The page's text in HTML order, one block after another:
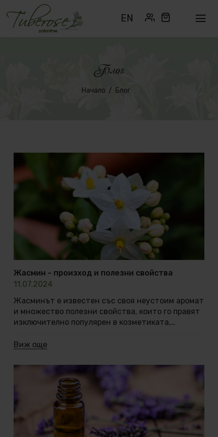
EN
Блог
Начало Блог
Жасмин - произход и полезни свойства
11.07.2024
Жасминът е известен със своя неустоим аромат и множество полезни свойства, които го правят изключително популярен в козметиката, парфюмерията, ароматерапията и народната медицина. В тази статия ще разгледаме произхода на това невероятно растение, както и активните му съставки, полезните му свойства и приложение в различни направления. Произход и значение на жасмина Растението жасмин принадлежи към семейство маслинови (Oleaceae) и включва над 200 вида цъфтящи растения. Неговият произход може да бъде проследен до тропическите и субтропическите региони на Азия, Африка и Европа. Най-известните видове, използвани в парфюмерията и козметиката, са Jasminum grandiflorum и Jasminum sambac , които произхождат съответно от Индия и Арабския полуостров. Името на това растение произлиза най-вероятно от персийски език “ Yasmeen” и означава “Дар от Бога”. В символиката на цветята жасминът олицетворява чистотата, скромността и силата. Растението е известно с множеството си прозвища като „Лунна светлина на любовта“, „Царицата на нощта“, „Лунен храст“, „Владетелката на цветята“, поради факта, че неговият опияняващ аромат е най-силен след залез слънце и по време на намаляваща луна. Смята се, че жасминът олицетворява връзката с божественото и се приема за изключително свещено растение, което има многобройни церемониални приложения в различни култури. Често присъства в украси на олтари, сватби или други важни събития и церемонии, символизирайки обещание за взаимна любов, сила, простота, святост, смирение и чистота. Във Филипините жасминът е приет за национален символ и гирляндите и диадемите от него се считат за най-скъп подарък, с който може да посрещнеш желани гости. В древни времена се е смятало, че жасминът има пророчески характер и крие тайни на мъдростта. В магическите традиции жасминът често е бил изгарян като тамян, за да стимулира ясновидски сънища и астрална проекция. Интересни факти за растението жасмин Защо жасминът е толкова уникален? Растението жасмин се отличава не само с прекрасните си цветове, но и с изключително силния си аромат, който се усилва вечер и през нощта. Този феномен се обяснява с факта, че жасминът е нощно цъфтящо растение, което привлича нощни опрашители като молци. Интересно е, че ароматът на жасмин често е бил използван в различни религиозни церемонии и ритуали, за да създаде спокойствие и духовност. Видове жасмин Съществуват над 200 вида жасмин, но най-разпространените, както споменахме по-горе, са Jasminum officinale (бял жасмин) и Jasminum sambac (арабски жасмин). Тези видове могат да бъдат намерени в различни части на света и се отглеждат както за декоративни, така и за лечебни цели. Всеки вид има свои уникални характеристики, но всички те споделят едно общо – прекрасният аромат и нежните цветове, които ги правят идеални за украса на градини и домове. Активни съставки на жасмина Жасминът съдържа множество активни съставки, които допринасят за неговите лечебни и козметични свойства. Основните активни компоненти включват: 1. Етерични масла Жасминовото масло съдържа бензил ацетат, бензил алкохол, линалоол, индол и жасмон, които придават на жасмина неговия характерен аромат и имат разнообразни терапевтични свойства. Част от тях са успокояващ ефект върху нервната система и намаляването на тревожността и стреса, антисептични и антибактериали свойства, както и регенериращи и стимулиращи клетъчния синтез. 2. Флавоноиди Тези растителни съединения притежават антиоксидантни свойства, които помагат за защита на клетките от увреждане. Приложени върху кожата под формата на масло или крем, подобряват нейното общо здраве и забавят процесите на стареене. 3. Алкалоиди Жасминът съдържа малки количества алкалоиди, които имат успокояващ ефект върху нервната система. Също така помагат за облекчаването на болката и намаляване на възпалението. 4. Сапонини Тези съединения имат почистващи и антисептични свойства, които ги правят изключително полезни за кожата. Премахват успешно всички замърсявания и помагат при лечението на различни кожни раздразнения и инфекции. 5. Танини Тези съединения имат стягащи свойства, които помагат при разширени пори и подобряване текстурата на кожата. Полезни свойства на жасмина Жасминът притежава множество полезни свойства, които го правят ценен за човешкия организъм. В продължение на векове етеричното масло от жасмин се използва за балансиране на хормоните, облекчаване на стреса и за подобряване на настроението. Нека да разгледаме и някои от основните му ползи: Антидепресант Ароматът на жасмина има доказано успокояващо и антидепресантно действие. Вдишването на жасминово масло може значително да намали стреса и тревожността, подобрявайки настроението. Проучване, публикувано в "Journal of Health Research" , разглежда ефекта от инхалирането на масло от жасмин върху централната нервна система и настроението. Те установили, че маслото наистина влияе положително върху настроението и мозъчната дейност, като участниците съобщили, че се чувстват по-позитивни и енергични от преди. Подобряване на съня Обратно, жасминът (консумиран като чай или използван под формата на етерично масло) има седативно и успокояващо действие върху нервната система. Установено е, че седативните съединения, открити в тази билка, насърчават спокойния сън, помагат за по-лесното заспиване и намаляват значително среднощните събуждания. Проучване, публикувано в "European Journal of Applied Physiology" , установява, че само ароматът на жасмин има седативен ефект както върху автономната нервна дейност, така и върху състоянието на настроението. Изследователите установяват, че вдишването на жасмин (заедно с лавандула) помага за подобряване дейността на сърцето и намаляване сърдечната честота. Предизвиква също чувство на спокойствие и релаксация, което помага на участниците в даденото проучване да заспиват по-лесно. Афродизиак Жасминът е известен като афродизиак и средство за повишаване на либидото и подобряване на еректилната дисфункция още от древните билкари. Неговият екзотичен и опияняващ аромат не само повдига духа, но и помага за по-лесното преодоляване на емоционалните бариери, стимулирайки чувството на интимност. Смята се, че засилва кръвообращението в половите органи и стимулира сексуалните желания. Антидепресивните му качества, съчетани със способността да отпуска тялото, правят жасмина отлично средство за преодоляване на сексуални проблеми, които са по-скоро на психическа основа, отколкото физически. Освен това се смята, че жасминът спомага за насърчаване на чувствата на любов, увереност, състрадание, приемане и емоционален баланс. В древната индийска чакрова система сексуалността се свързва със сакралната чакра, която се намира в тазовата област около лумбалния отдел на гръбначния стълб под пъпа. Сакралната чакра представлява не само сексуалността, но и творчеството. Според тази традиция сакралната чакра е източник на творческо изразяване, емоции и др. Жасминът може да ви помогне да отключите точно тази чакра и да се почувствате максимално комфортно и уверено в своето тяло и съзнание. Хормонален баланс Жасминът има положителен ефект върху хормоналния баланс, особено при жените. С естествените си свойства за балансиране на хормоните, доказано подобрява симптомите на ПМС (предменструален синдром) и менопауза. Регулира менструалния цикъл и осигурява облекчение при болезнена менструация. Това нежно етерично масло може да помогне и за облекчаване на следродилната депресия поради своите антидепресивни свойства. Жените, които използват етерично масло от жасмин след раждането, доказано са имали по-кратко и бързо възстановяване. Антисептик и антибактериален агент Благодарение на своя богат и полезен състав, жасминовото масло има ясно изразени антисептични и антибактериални свойства, които помагат за лечение на кожни инфекции и рани. Подобряване дейността на храносмилателната система Жасминът е богат на антиоксиданти, които взаимодействат със стомашно-чревните ензими, за да улеснят по-доброто усвояване на хранителните вещества и да стимулират здравословната функция на червата. Също така насърчава растежа на добрите бактерии в червата и е установено, че елиминира вредните бактерии. Притежава и спазмолитични свойства, които облекчават стомашните болки и спазми, подобрявайки храносмилането. Намира приложение в парфюмерията и козметиката Жасминът е един от най-популярните аромати в парфюмерията и козметиката, благодарение на своя интензивен и съблазнителен аромат. Среща се под формата на масло от жасмин, а в някои случаи и като крем. Притежава редица полезни свойства като хидратиращи, подхранващи и регенериращи. Особено полезно е за суха и чувствителна кожа. В ароматерапията жасминовото масло също намира успешно приложение за лечение на стрес, депресия и тревожност, и безсъние. Ароматът му има успокояващ ефект върху нервната система и помага за подобряване на общото благосъстояние. Включва се често и в състава на масажни масла с цел подобряване на кръвообращението, намаляване на мускулното напрежение и подобряване на настроението. Отглеждане на жасмин: Съвети и трикове Как да отглеждаме жасмин в градината Жасминът е сравнително лесно за отглеждане растение, което обича слънцето и добре дренираната почва. Той може да се отглежда както на открито, така и в саксии, което го прави подходящо както за градини, така и за балкони и вътрешни пространства. За да расте здраво и да цъфти обилно, жасминът изисква поне шест часа слънчева светлина на ден. Поливане и грижи за жасмина Растението жасмин изисква умерено поливане. Важно е почвата да бъде влажна, но не подгизнала, тъй като прекомерното напояване може да доведе до гниене на корените. През зимата, поливането може да бъде намалено, тъй като жасминът преминава в период на покой. Препоръчва се също така редовно подрязване на растението, особено през пролетта, за да се стимулира растежа и да се запази компактната му форма. Подходящи сезони за жасмина Жасминът е топлолюбиво растение и обикновено цъфти през пролетта и
Виж още